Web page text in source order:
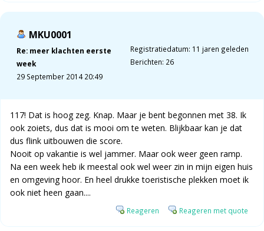
MKU0001
Re: meer klachten eerste
week
29 September 2014 20:49
Registratiedatum: 11 jaren geleden
Berichten: 26
117! Dat is hoog zeg. Knap. Maar je bent begonnen met 38. Ik
ook zoiets, dus dat is mooi om te weten. Blijkbaar kan je dat
dus flink uitbouwen die score.
Nooit op vakantie is wel jammer. Maar ook weer geen ramp.
Na een week heb ik meestal ook wel weer zin in mijn eigen huis
en omgeving hoor. En heel drukke toeristische plekken moet ik
ook niet heen gaan....
Reageren Reageren met quote